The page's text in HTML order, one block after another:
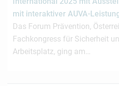
mit interaktiver AUVA-
Das Forum Prävention,
Fachkongress für Sicherheit
Arbeitsplatz, ging am…